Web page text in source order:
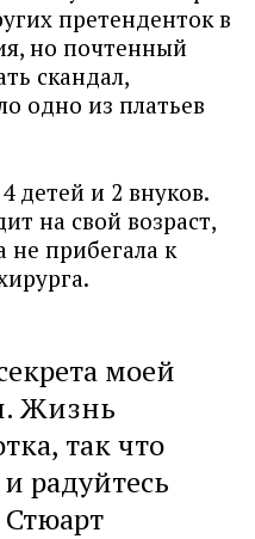
претенденток в
но почтенный
скандал,
одно из платьев
детей и 2 внуков.
на свой возраст,
не прибегала к
моей
Жизнь
так что
радуйтесь